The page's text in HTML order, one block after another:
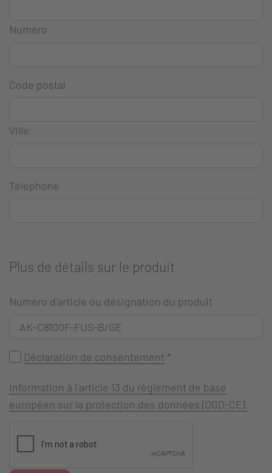
Numéro
Code postal
Ville
Téléphone
Plus de détails sur le produit
Numéro d'article ou désignation du produit
Déclaration de consentement *
Information à l`article 13 du règlement de base
européen sur la protection des données (OGD-CE).